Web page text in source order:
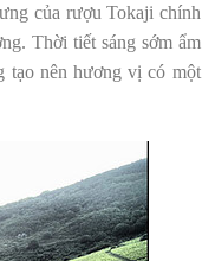
của rượu Tokaji chính
Thời tiết sáng sớm ẩm
tạo nên hương vị có một